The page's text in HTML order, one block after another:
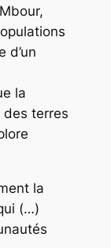
d’un
la
terres
la
(…)